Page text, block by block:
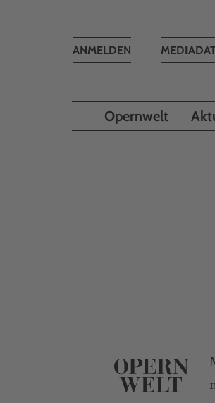
Toggle
ANMELDEN
Opernwelt